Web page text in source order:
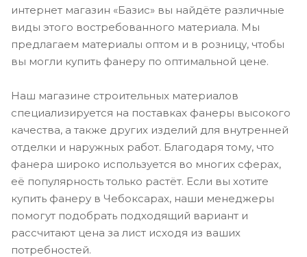
интернет магазин «Базис» вы найдёте различные
виды этого востребованного материала. Мы
предлагаем материалы оптом и в розницу, чтобы
вы могли купить фанеру по оптимальной цене.
Наш магазине строительных материалов
специализируется на поставках фанеры высокого
качества, а также других изделий для внутренней
отделки и наружных работ. Благодаря тому, что
фанера широко используется во многих сферах,
её популярность только растёт. Если вы хотите
купить фанеру в Чебоксарах, наши менеджеры
помогут подобрать подходящий вариант и
рассчитают цена за лист исходя из ваших
потребностей.